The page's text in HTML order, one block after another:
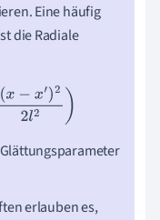
Eine häufig
die Radiale
x′)2 2l2)
erlauben es,